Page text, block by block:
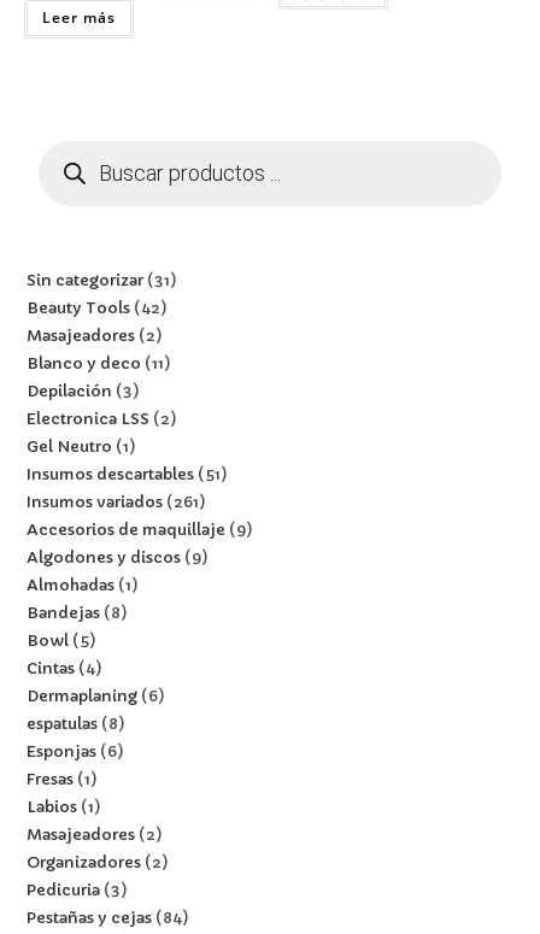
Leer más
Sin categorizar 31
Beauty Tools 42
Masajeadores 2
Blanco y deco
11
Depilación
3
Electronica LSS
2
Gel Neutro
1
Insumos descartables 51
Insumos variados 261
Accesorios de maquillaje
9
Algodones y discos 9
Almohadas 1
Bandejas 8
Bowl 5
Cintas 4
Dermaplaning 6
espatulas 8
Esponjas 6
Fresas 1
Labios 1
Masajeadores 2
Organizadores 2
Pedicuria 3
Pestañas y cejas 84